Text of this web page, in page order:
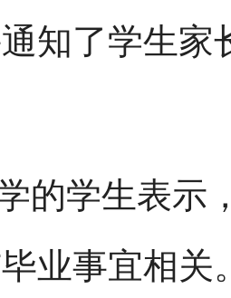
知了学生家
的学生表示
业事宜相关